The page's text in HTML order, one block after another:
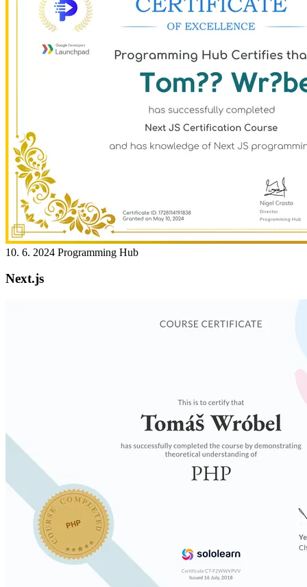
10. 6. 2024 Programming Hub
Next.js